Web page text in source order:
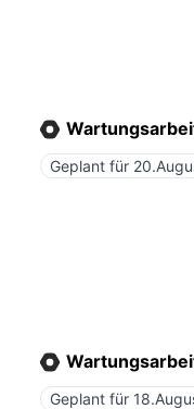
Geplant für
Geplant für